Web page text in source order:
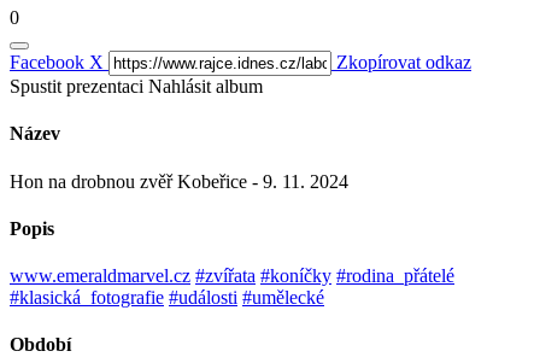
0
Facebook X
Zkopírovat odkaz
Spustit prezentaci Nahlásit album
Název
Hon na drobnou zvěř Kobeřice - 9. 11. 2024
Popis
www.emeraldmarvel.cz #zvířata #koníčky #rodina_přátelé
#klasická_fotografie #události #umělecké
Období